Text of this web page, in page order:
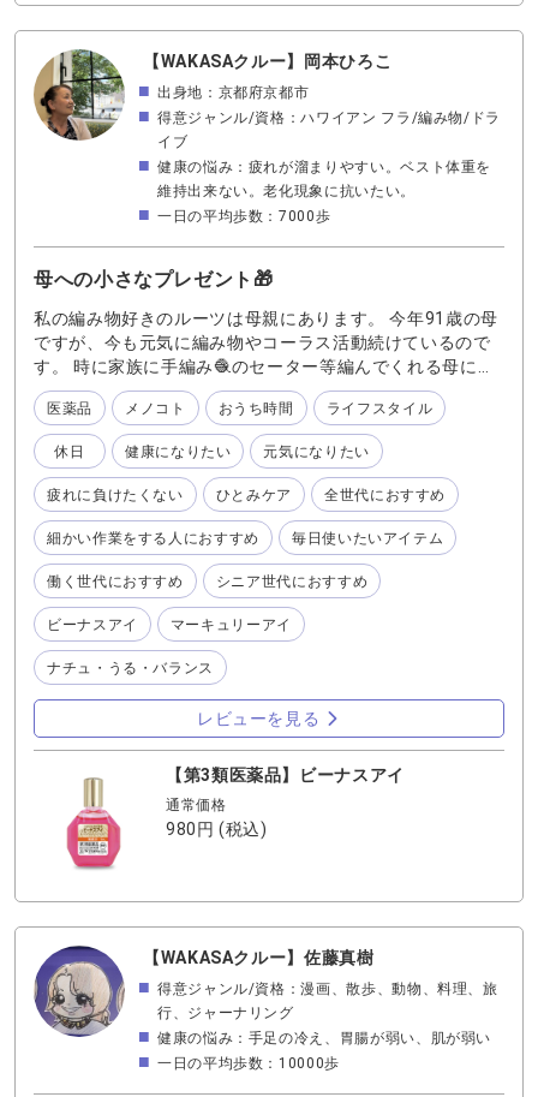
いる目の筋肉が疲労するそうです それが、いわゆる「疲れ
目」なのですね ピント調整には目の筋肉が使われており 遠
くを見る筋肉と、近くを見る筋肉は異なります そのため、
近距離ばかりを見続けていると 遠距離を見るために必要な
筋肉をあまり使わなくなり 次第にその筋肉が弱くなってし
まうそうです それを放置してしまうと 「ずっと見えづらい
状態」が定着してしまう可能性もあります そうなる前に、
日頃から目の疲労を和らげておくことが大切ですね 目の筋
取り入れてみてください それと合わせて使いたいのが、目
薬「ビーナスアイ」です WEBページには、目薬の成分とそ
の働きについて詳しい説明があります ・目のピント調節機
能に作用し、目の疲れを改善します ・目の調節機能を助け
て、購入してみました 使用感は、とろみのないさらっとし
た液体で、さし心地はとても優しい印象です さした後に目
を閉じるとじんわりと広がり まぶたを開くと、少しすぅー
っとする軽い爽快感があります 1個から購入できますが、3
個セットが断然おすすめです 最初は「えー、3つも必要か
な？」と思っていましたが 職場に1つ、いつも持ち歩くバ
ッグの中に1つ、寝室の枕元に1つ それくらいあって、ちょ
うどよかったと感じています 慢性的に目の疲れを感じる時
には、 サプリメント➕目薬が私のおすすめです
【WAKASAクルー】岡本ひろこ
出身地：京都府京都市
得意ジャンル/資格：ハワイアン フラ/編み物/ドラ
イブ
健康の悩み：疲れが溜まりやすい。ベスト体重を
維持出来ない。老化現象に抗いたい。
一日の平均歩数：7000歩
母への小さなプレゼント🎁
私の編み物好きのルーツは母親にあります。 今年91歳の母
ですが、今も元気に編み物やコーラス活動続けているので
す。 時に家族に手編み🧶のセーター等編んでくれる母に、
いつまでもこの趣味が続けられるようにと目薬をプレゼン
トしました。 【第3類医薬品】『ビーナスアイ』は点眼に
より、目の疲れをダイレクトに和らげたり、目のかすみ、
目のかゆみに効果があります。 疲れた目の機能を改善する
成分、目のかゆみや炎症を抑える成分、また目の新陳代謝
を活発にするなど8種類の有効成分をバランスよく配合。代
謝を促すことにより蓄積された頑固な疲れを和らげてくれ
ます。 これを使ってこれからも健康な目で活力あふれる毎
日を過ごしてくれたらなぁ〜との想いでプレゼント🎁する
事にしました。 年末年始に日頃お世話になっているが、
中々感謝を伝えられない大切な人に小さなプレゼントして
みませんか？
医薬品 メノコト おうち時間 ライフスタイル
休日 健康になりたい 元気になりたい
疲れに負けたくない ひとみケア 全世代におすすめ
細かい作業をする人におすすめ 毎日使いたいアイテム
働く世代におすすめ シニア世代におすすめ
ビーナスアイ マーキュリーアイ
ナチュ・うる・バランス
レビューを見る
【第3類医薬品】ビーナスアイ
通常価格
980円(税込)
【WAKASAクルー】佐藤真樹
得意ジャンル/資格：漫画、散歩、動物、料理、旅
行、ジャーナリング
健康の悩み：手足の冷え、胃腸が弱い、肌が弱い
一日の平均歩数：10000歩